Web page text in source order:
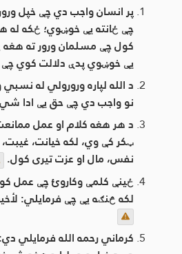
پر انسان واجب دي چې خپل
چې ځانته یې خوښوي؛ ځکه له
کول چې مسلمان ورور ته
یې خوښوي پدې دلالت کوي چې
د الله لپاره ورورولي له
نو واجب دي چې حق یې ادا
د هر هغه کلام او عمل
ټکر کې وي، لکه خيانت،
نفس، مال او عزت تيری کول.
ځینې کلمې وکاروئ چې عمل
لکه څنګه یې چې فرمایلي:
کرماني رحمه الله فرمایلي